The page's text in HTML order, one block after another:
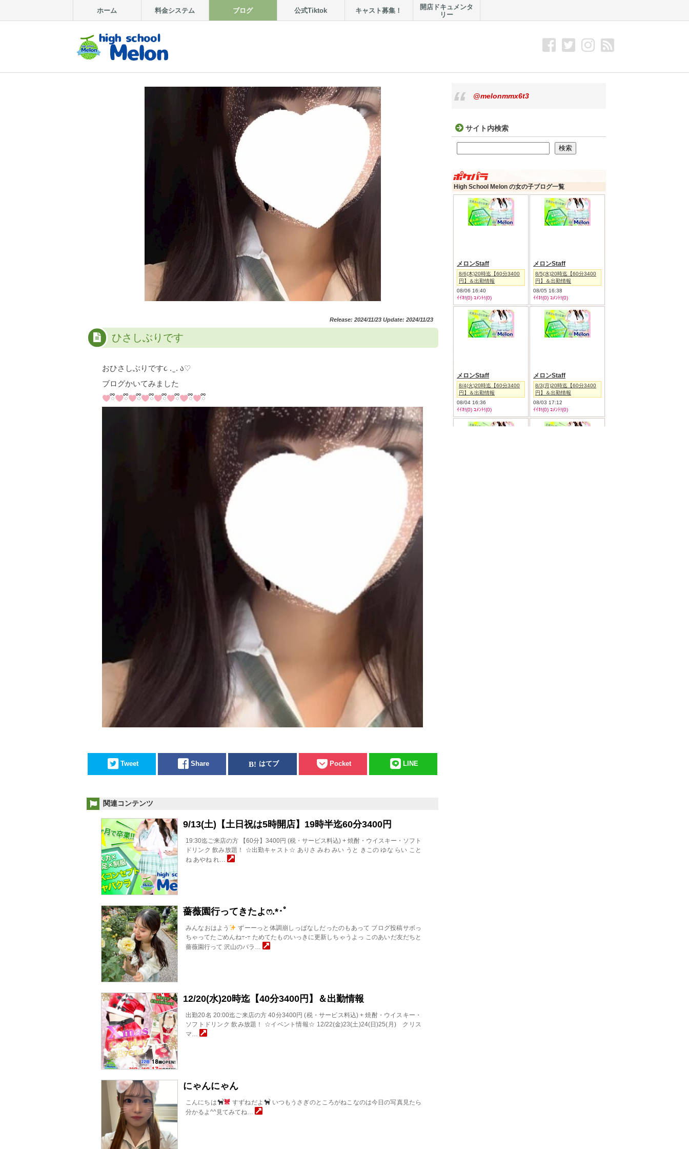
ホーム 料金システム ブログ 公式Tiktok キャスト募集！
開店ドキュメンタ
リー
Release: 2024/11/23 Update: 2024/11/23
ひさしぶりです
おひさしぶりです૮ . ̫ . ა♡
ブログかいてみました
ྀི
ྀི ྀི ྀི ྀི ྀི ྀི ྀི
Tweet Share はてブ Pocket LINE
関連コンテンツ
9/13(土)【土日祝は5時開店】19時半迄60分3400円
19:30迄ご来店の方 【60分】3400円 (税・サービス料込) + 焼酎・ウイスキー・ソフト
ドリンク 飲み放題！ ☆出勤キャスト☆ ありさ みわ みい うと きこの ゆな らい こと
ね あやね れ…
薔薇園行ってきたよ‪ෆ‪.*･ﾟ
みんなおはよう
ずーーっと体調崩しっぱなしだったのもあって ブログ投稿サボっ
ちゃってたごめんね߹-߹ ためてたものいっきに更新しちゃうよ‪っ このあいだ友だちと
薔薇園行って 沢山のバラ…
12/20(水)20時迄【40分3400円】＆出勤情報
出勤20名 20:00迄ご来店の方 40分3400円 (税・サービス料込) + 焼酎・ウイスキー・
ソフトドリンク 飲み放題！ ☆イベント情報☆ 12/22(金)23(土)24(日)25(月) クリス
マ…
にゃんにゃん
こんにちは すずねだよ
いつもうさぎのところがねこなのは今日の写真見たら
分かるよ^^見てみてね…
@melonmmx6t3
サイト内検索
検索